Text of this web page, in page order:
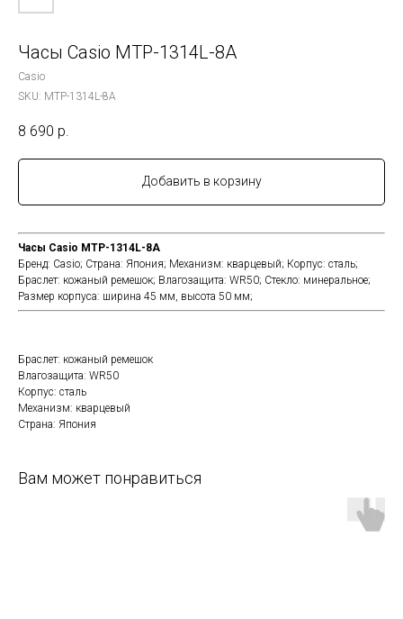
Часы Casio MTP-1314L-8A
Casio
SKU: MTP-1314L-8A
8 690 р.
Добавить в корзину
Часы Casio MTP-1314L-8A
Бренд: Casio; Страна: Япония; Механизм: кварцевый; Корпус: сталь;
Браслет: кожаный ремешок; Влагозащита: WR50; Стекло: минеральное;
Размер корпуса: ширина 45 мм, высота 50 мм;
Браслет: кожаный ремешок
Влагозащита: WR50
Корпус: сталь
Механизм: кварцевый
Страна: Япония
Вам может понравиться